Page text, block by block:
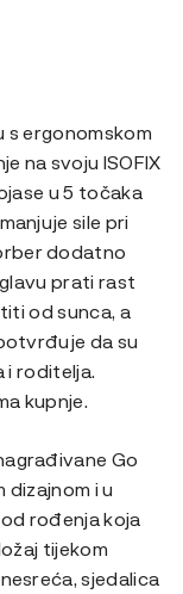
s ergonomskom
na svoju ISOFIX
u 5 točaka
sile pri
dodatno
prati rast
od sunca, a
da su
i roditelja.
kupnje.
Go
i u
rođenja koja
tijekom
sjedalica